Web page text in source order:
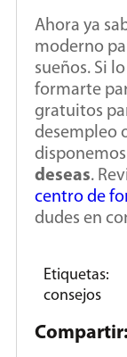
Ahora ya
moderno
sueños. Si
formarte
gratuitos
desempleo
disponemos
deseas.
centro de
dudes en
Etiquetas:
consejos
Compartir: